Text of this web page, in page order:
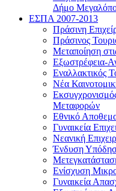
Δήμο
ΕΣΠΑ 2007-2013
Πράσινη
Πράσινος
Μεταποίηση
Εξωστρέφεια-
Εναλλακτικός
Νέα
Μεταφορών
Εθνικό
Γυναικεία
Νεανική
Ένδυση
Ενίσχυση
Γυναικεία